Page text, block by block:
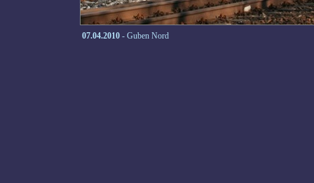
07.04.2010 - Guben Nord